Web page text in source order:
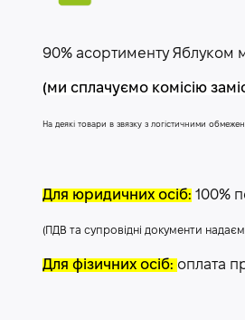
90% асортименту Яблуком
(ми сплачуємо комісію
На деякі товари в звязку з логістичними
Для юридичних осіб: 100%
(ПДВ та супровідні документи
Для фізичних осіб: оплата